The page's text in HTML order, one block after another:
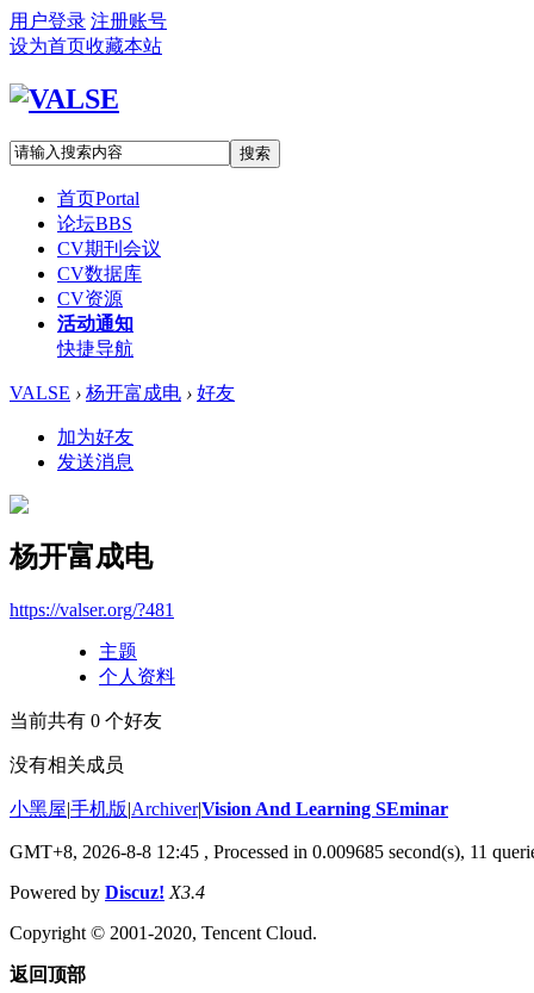
用户登录 注册账号
设为首页收藏本站
搜索
首页Portal
论坛BBS
CV期刊会议
CV数据库
CV资源
活动通知
快捷导航
VALSE › 杨开富成电 › 好友
加为好友
发送消息
杨开富成电
https://valser.org/?481
主题
个人资料
当前共有 0 个好友
没有相关成员
小黑屋|手机版|Archiver|Vision And Learning SEminar
GMT+8, 2026-8-8 12:45 , Processed in 0.009685 second(s), 11
Powered by Discuz! X3.4
Copyright © 2001-2020, Tencent Cloud.
返回顶部